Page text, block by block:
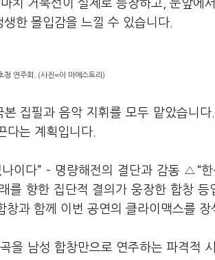
치 거북선이 실제로 등장하고, 눈앞에
한 몰입감을 느낄 수 있습니다.
청 연주회. (사진=이 마에스트리)
집필과 음악 지휘를 모두 맡았습니다
다는 계획입니다.
이다” – 명량해전의 결단과 감동 △“한
를 향한 집단적 결의가 웅장한 합창 등
과 함께 이번 공연의 클라이맥스를 장
을 남성 합창만으로 연주하는 파격적